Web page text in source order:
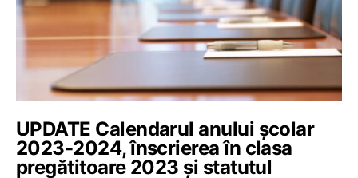
UPDATE Calendarul anului școlar
2023-2024, înscrierea în clasa
pregătitoare 2023 și statutul